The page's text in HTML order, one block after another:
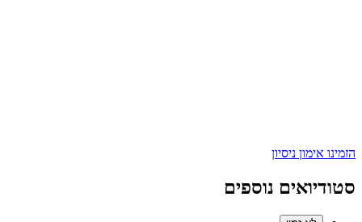
הזמינו אימון ניסיון
סטודיואים נוספים